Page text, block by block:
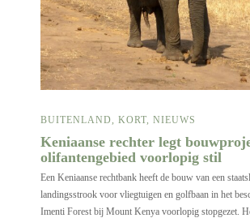
BUITENLAND, KORT, NIEUWS
Keniaanse rechter legt
olifantengebied voorlopig stil
Een Keniaanse rechtbank heeft de bouw van een
landingsstrook voor vliegtuigen en golfbaan in het
Imenti Forest bij Mount Kenya voorlopig stopgezet.